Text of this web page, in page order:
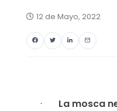
12 de Mayo, 2022
· La mosca